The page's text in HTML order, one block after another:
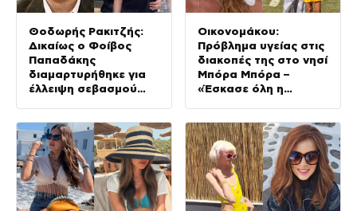
Θοδωρής Ρακιτζής:
Δικαίως ο Φοίβος
Παπαδάκης
διαμαρτυρήθηκε για
έλλειψη σεβασμού
Οικονομάκου:
Πρόβλημα υγείας στις
διακοπές της στο νησί
Μπόρα Μπόρα –
«Έσκασε όλη η